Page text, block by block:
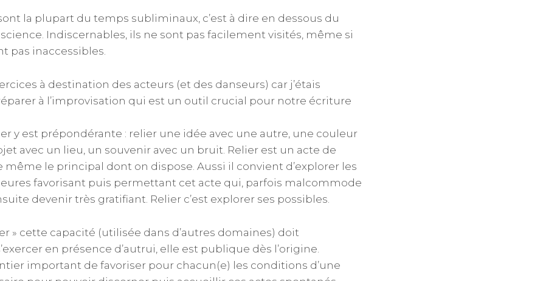
la plupart du temps subliminaux, c’est à dire en dessous du
Indiscernables, ils ne sont pas facilement visités, même si
pas inaccessibles.
à destination des acteurs (et des danseurs) car j’étais
à l’improvisation qui est un outil crucial pour notre écriture
y est prépondérante : relier une idée avec une autre, une couleur
avec un lieu, un souvenir avec un bruit. Relier est un acte de
même le principal dont on dispose. Aussi il convient d’explorer les
favorisant puis permettant cet acte qui, parfois malcommode
devenir très gratifiant. Relier c’est explorer ses possibles.
» cette capacité (utilisée dans d’autres domaines) doit
en présence d’autrui, elle est publique dès l’origine.
important de favoriser pour chacun(e) les conditions d’une